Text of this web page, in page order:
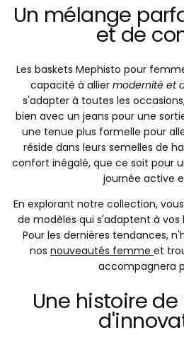
Un mélange
et de
Les baskets Mephisto pour
capacité à allier modernité et
s'adapter à toutes les
bien avec un jeans pour une
une tenue plus formelle pour
réside dans leurs semelles de
confort inégalé, que ce soit pour
journée active
En explorant notre collection,
de modèles qui s'adaptent à vos
Pour les dernières tendances,
nos nouveautés femme et
accompagnera
Une histoire